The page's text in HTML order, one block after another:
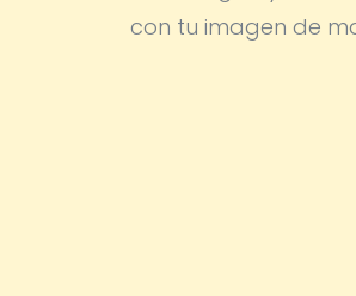
con tu imagen de